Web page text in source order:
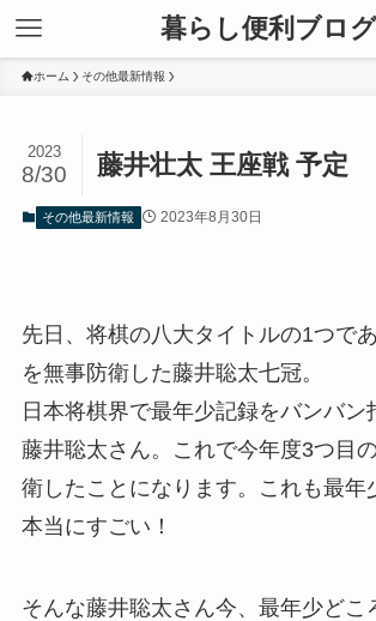
暮らし便利ブログ
ホーム その他最新情報
藤井壮太 王座戦 予定
2023
8/30
その他最新情報 2023年8月30日
先日、将棋の八大タイトルの1つで
を無事防衛した藤井聡太七冠。
日本将棋界で最年少記録をバンバン
藤井聡太さん。これで今年度3つ目
衛したことになります。これも最年
本当にすごい！
そんな藤井聡太さん今、最年少どこ